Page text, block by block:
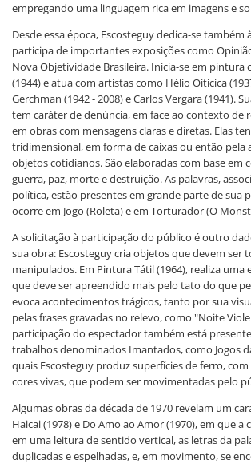
empregando uma linguagem rica em imagens e
Desde essa época, Escosteguy dedica-se também
participa de importantes exposições como
Nova Objetividade Brasileira. Inicia-se em pintura
(1944) e atua com artistas como Hélio Oiticica
Gerchman (1942 - 2008) e Carlos Vergara (1941).
tem caráter de denúncia, em face ao contexto de
em obras com mensagens claras e diretas. Elas
tridimensional, em forma de caixas ou então pela
objetos cotidianos. São elaboradas com base em
guerra, paz, morte e destruição. As palavras,
política, estão presentes em grande parte de sua
ocorre em Jogo (Roleta) e em Torturador (O
A solicitação à participação do público é outro
sua obra: Escosteguy cria objetos que devem ser
manipulados. Em Pintura Tátil (1964), realiza uma
que deve ser apreendido mais pelo tato do que
evoca acontecimentos trágicos, tanto por sua
pelas frases gravadas no relevo, como "Noite
participação do espectador também está
trabalhos denominados Imantados, como Jogos
quais Escosteguy produz superfícies de ferro,
cores vivas, que podem ser movimentadas pelo
Algumas obras da década de 1970 revelam um
Haicai (1978) e Do Amo ao Amor (1970), em que
em uma leitura de sentido vertical, as letras da
duplicadas e espelhadas, e, em movimento, se